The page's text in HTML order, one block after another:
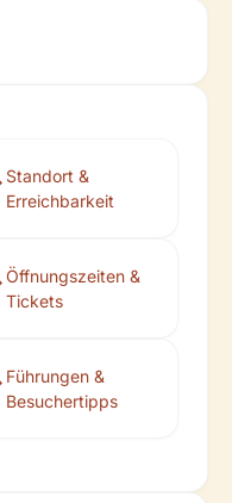
Standort &
Erreichbarkeit
Öffnungszeiten &
Tickets
Führungen &
Besuchertipps